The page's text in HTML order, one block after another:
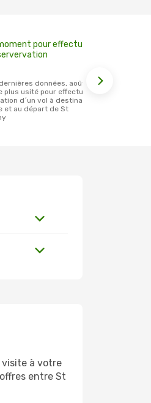
pour effectuer
plus usité pour effectuer la
d´un vol à destination de
et au départ de St
visite à votre
entre St